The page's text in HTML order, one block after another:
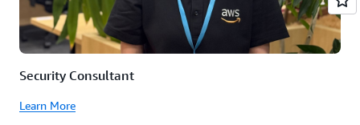
Security Consultant
Learn More